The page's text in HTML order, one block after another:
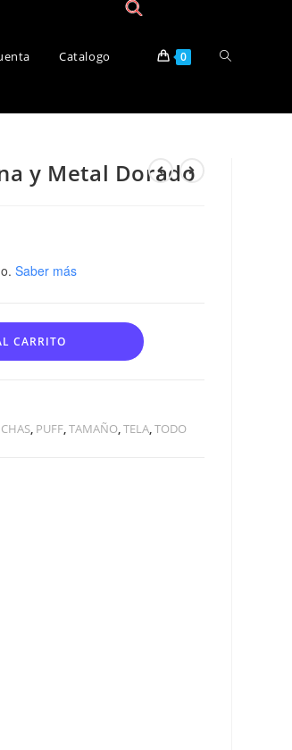
Catalogo 0
y Metal Dorado
Saber más
CARRITO
, PUFF,TAMAÑO,TELA,TODO